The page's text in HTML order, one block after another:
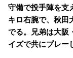
守備で投手陣を支
キロ右腕で、秋田
でる。兄弟は大阪
イズで共にプレー